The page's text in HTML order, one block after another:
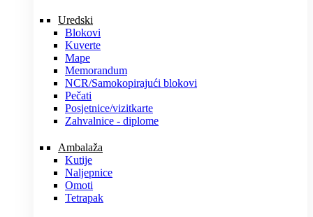
Uredski
Blokovi
Kuverte
Mape
Memorandum
NCR/Samokopirajući blokovi
Pečati
Posjetnice/vizitkarte
Zahvalnice - diplome
Ambalaža
Kutije
Naljepnice
Omoti
Tetrapak